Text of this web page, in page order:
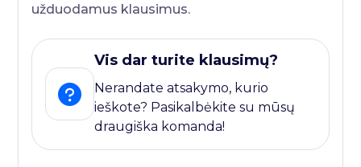
užduodamus klausimus.
Vis dar turite klausimų?
Nerandate atsakymo, kurio
ieškote? Pasikalbėkite su mūsų
draugiška komanda!